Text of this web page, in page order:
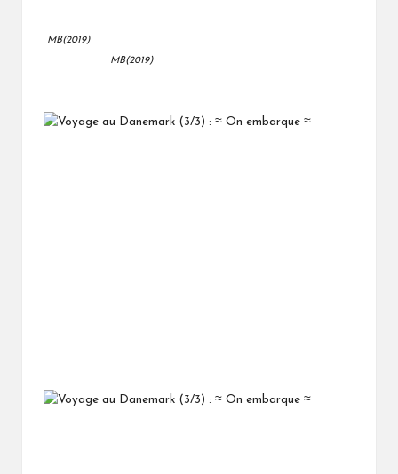
MB(2019)
MB(2019)